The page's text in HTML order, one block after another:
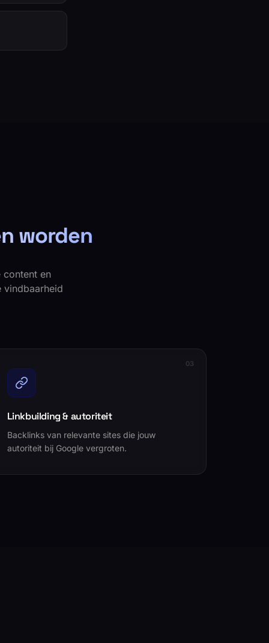
worden
content en
vindbaarheid
03
Linkbuilding & autoriteit
Backlinks van relevante sites die jouw
autoriteit bij Google vergroten.